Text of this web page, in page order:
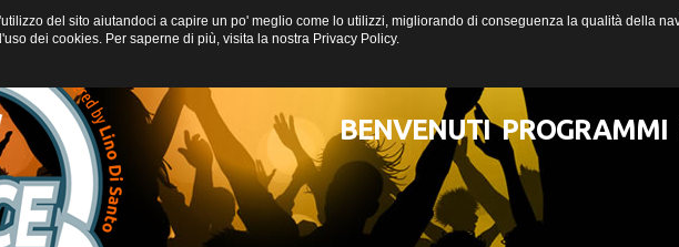
BENVENUTI PROGRAMMI
del sito aiutandoci a capire un po' meglio come lo utilizzi, migliorando di conseguenza la qualità della
dei cookies. Per saperne di più, visita la nostra Privacy Policy.